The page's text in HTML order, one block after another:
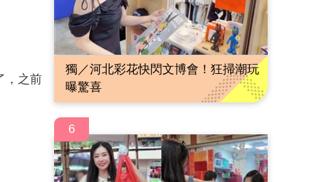
，之前
獨／河北彩花快閃文博會！狂掃潮玩
曝驚喜
6